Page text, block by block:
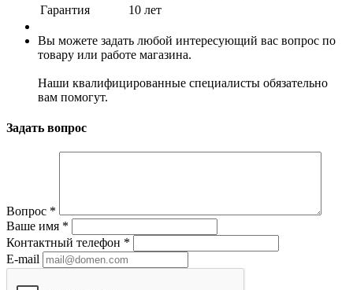
Гарантия
10 лет
Вы можете задать любой интересующий вас вопрос по
товару или работе магазина.
Наши квалифицированные специалисты обязательно
вам помогут.
Задать вопрос
Вопрос *
Ваше имя *
Контактный телефон *
E-mail